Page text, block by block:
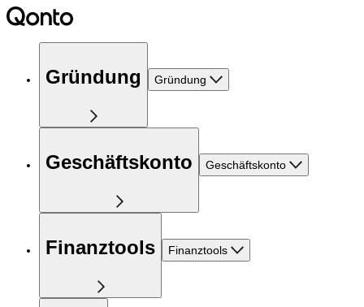
Gründung Gründung
Geschäftskonto Geschäftskonto
Finanztools Finanztools